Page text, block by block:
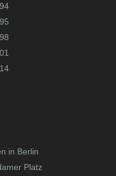
in Berlin
Platz